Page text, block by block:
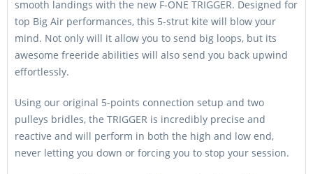
smooth landings with the new F-ONE TRIGGER. Designed for
top Big Air performances, this 5-strut kite will blow your
mind. Not only will it allow you to send big loops, but its
awesome freeride abilities will also send you back upwind
effortlessly.
Using our original 5-points connection setup and two
pulleys bridles, the TRIGGER is incredibly precise and
reactive and will perform in both the high and low end,
never letting you down or forcing you to stop your session.